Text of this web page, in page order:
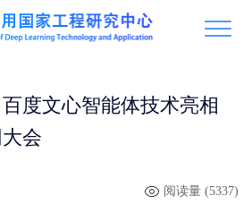
度文心智能体技术亮相
会
阅读量 (5337)